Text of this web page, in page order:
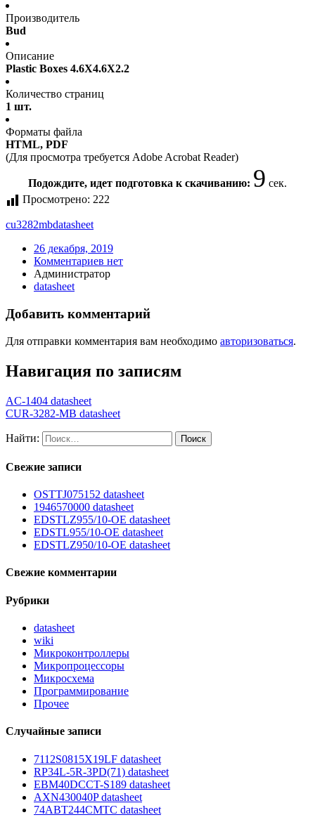
Производитель
Bud
Описание
Plastic Boxes 4.6X4.6X2.2
Количество страниц
1 шт.
Форматы файла
HTML, PDF
(Для просмотра требуется Adobe Acrobat Reader)
Подождите, идет подготовка к скачиванию: 9 сек.
Просмотрено: 222
cu3282mbdatasheet
26 декабря, 2019
Комментариев нет
Администратор
datasheet
Добавить комментарий
Для отправки комментария вам необходимо авторизоваться.
Навигация по записям
AC-1404 datasheet
CUR-3282-MB datasheet
Найти:
Свежие записи
OSTTJ075152 datasheet
1946570000 datasheet
EDSTLZ955/10-OE datasheet
EDSTL955/10-OE datasheet
EDSTLZ950/10-OE datasheet
Свежие комментарии
Рубрики
datasheet
wiki
Микроконтроллеры
Микропроцессоры
Микросхема
Программирование
Прочее
Случайные записи
7112S0815X19LF datasheet
RP34L-5R-3PD(71) datasheet
EBM40DCCT-S189 datasheet
AXN430040P datasheet
74ABT244CMTC datasheet